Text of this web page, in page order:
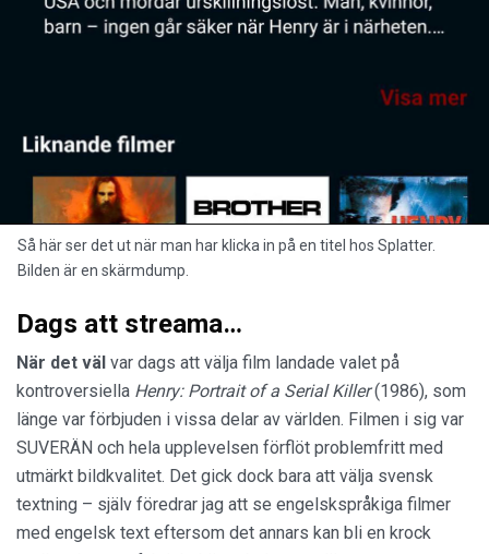
Så här ser det ut när man har klicka in på en titel hos Splatter.
Bilden är en skärmdump.
Dags att streama…
När det väl var dags att välja film landade valet på
kontroversiella Henry: Portrait of a Serial Killer(1986), som
länge var förbjuden i vissa delar av världen. Filmen i sig var
SUVERÄN och hela upplevelsen förflöt problemfritt med
utmärkt bildkvalitet. Det gick dock bara att välja svensk
textning – själv föredrar jag att se engelskspråkiga filmer
med engelsk text eftersom det annars kan bli en krock